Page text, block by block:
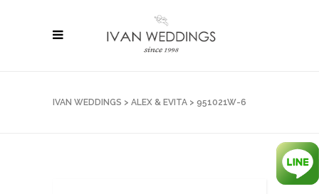
IVAN WEDDINGS > ALEX & EVITA > 951021W-6